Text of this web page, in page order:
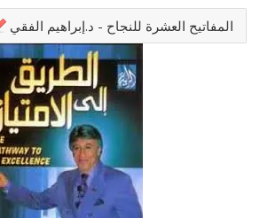
المفاتيح العشرة للنجاح - د.إبراهيم الفقي